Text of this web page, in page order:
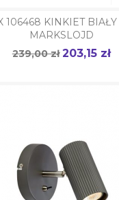
106468 KINKIET BIAŁY
MARKSLOJD
Cena
239,00 zł Cena
203,15 zł